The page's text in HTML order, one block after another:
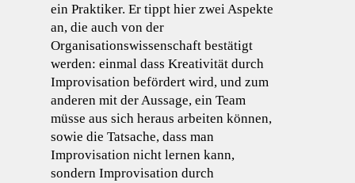
ein Praktiker. Er tippt hier zwei Aspekte
an, die auch von der
Organisationswissenschaft bestätigt
werden: einmal dass Kreativität durch
Improvisation befördert wird, und zum
anderen mit der Aussage, ein Team
müsse aus sich heraus arbeiten können,
sowie die Tatsache, dass man
Improvisation nicht lernen kann,
sondern Improvisation durch